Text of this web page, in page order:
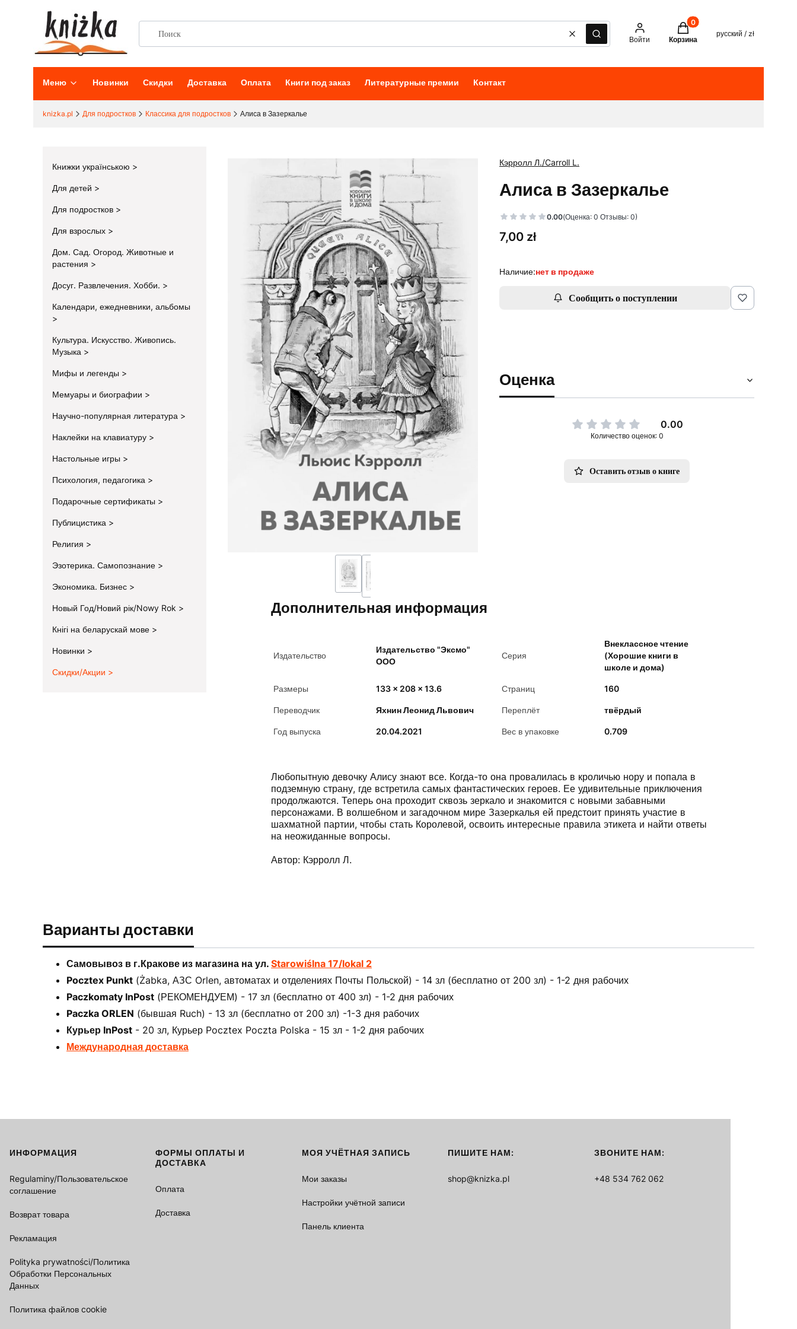
ОчиститьПоиск Войти
Товары в корзине: 0. See
Корзина
русский / zł
Меню Новинки Скидки Доставка Оплата Книги под заказ Литературные премии Контакт
knizka.pl Для подростков Классика для подростков Алиса в Зазеркалье
Книжки українською
Для детей
Для подростков
Для взрослых
Дом. Сад. Огород. Животные и
растения
Досуг. Развлечения. Хобби.
Календари, ежедневники, альбомы
Культура. Искусство. Живопись.
Музыка
Мифы и легенды
Мемуары и биографии
Научно-популярная литература
Наклейки на клавиатуру
Настольные игры
Психология, педагогика
Подарочные сертификаты
Публицистика
Религия
Эзотерика. Самопознание
Экономика. Бизнес
Новый Год/Новий рік/Nowy Rok
Кнігі на беларускай мове
Новинки
Скидки/Акции
Кэрролл Л./Carroll L.
Алиса в Зазеркалье
0.00(Оценка: 0 Отзывы: 0)
Цена
7,00 zł
Наличие:нет в продаже
Сообщить о поступлении
Оценка
0.00
Количество оценок: 0
Оставить отзыв о книге
Дополнительная информация
Издательство
Издательство "Эксмо"
ООО
Серия
Внеклассное чтение
(Хорошие книги в
школе и дома)
Размеры 133 x 208 x 13.6 Страниц 160
Переводчик Яхнин Леонид Львович Переплёт твёрдый
Год выпуска 20.04.2021 Вес в упаковке 0.709
Любопытную девочку Алису знают все. Когда-то она провалилась в кроличью нору и попала в
подземную страну, где встретила самых фантастических героев. Ее удивительные приключения
продолжаются. Теперь она проходит сквозь зеркало и знакомится с новыми забавными
персонажами. В волшебном и загадочном мире Зазеркалья ей предстоит принять участие в
шахматной партии, чтобы стать Королевой, освоить интересные правила этикета и найти ответы
на неожиданные вопросы.
Автор: Кэрролл Л.
Варианты доставки
Самовывоз в г.Кракове из магазина на ул. Starowiślna 17/lokal 2
Pocztex Punkt (Żabka, АЗС Orlen, автоматах и отделениях Почты Польской) - 14 зл (бесплатно от 200 зл) - 1-2 дня рабочих
Paczkomaty InPost (РЕКОМЕНДУЕМ) - 17 зл (бесплатно от 400 зл) - 1-2 дня рабочих
Paczka ORLEN (бывшая Ruch) - 13 зл (бесплатно от 200 зл) -1-3 дня рабочих
Курьер InPost - 20 зл, Курьер Pocztex Poczta Polska - 15 зл - 1-2 дня рабочих
Международная доставка
Footer menu
ИНФОРМАЦИЯ
Regulaminy/Пользовательское
соглашение
Возврат товара
Рекламация
Polityka prywatności/Политика
Обработки Персональных
Данных
Политика файлов cookie
ФОРМЫ ОПЛАТЫ И
ДОСТАВКА
Оплата
Доставка
МОЯ УЧЁТНАЯ ЗАПИСЬ
Мои заказы
Настройки учётной записи
Панель клиента
ПИШИТЕ НАМ:
shop@knizka.pl
ЗВОНИТЕ НАМ:
+48 534 762 062